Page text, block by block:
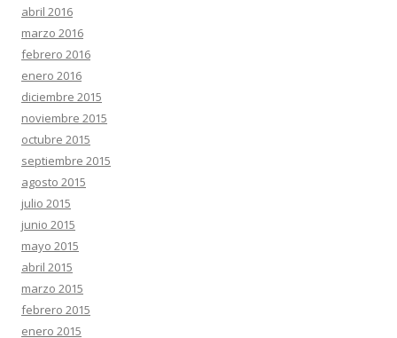
abril 2016
marzo 2016
febrero 2016
enero 2016
diciembre 2015
noviembre 2015
octubre 2015
septiembre 2015
agosto 2015
julio 2015
junio 2015
mayo 2015
abril 2015
marzo 2015
febrero 2015
enero 2015